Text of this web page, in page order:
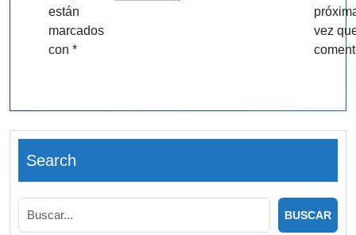
están
marcados
con *
vez
Search